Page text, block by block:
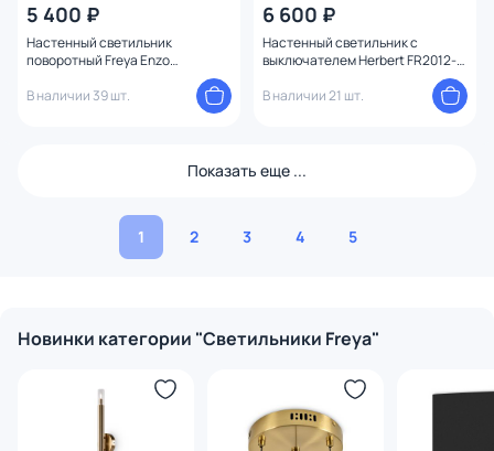
5 400 ₽
Настенный светильник
поворотный Freya Enzo
В наличии 39 шт.
6 600 ₽
Настенный светильник с
выключателем Herbert FR2012-
В наличии 21 шт.
Показать еще ...
1 2 3 4 5
Новинки категории "Светильники Freya"